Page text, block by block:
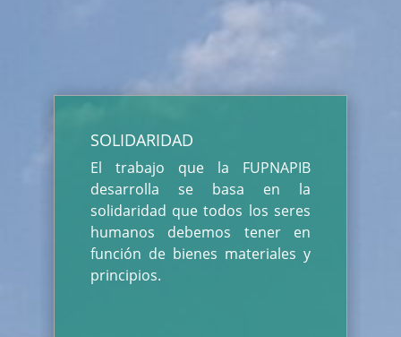
SOLIDARIDAD
El trabajo que la FUPNAPIB
desarrolla se basa en la
solidaridad que todos los seres
humanos debemos tener en
función de bienes materiales y
principios.